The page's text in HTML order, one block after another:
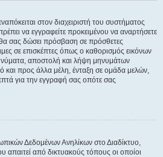
στον διαχειριστή του συστήματος
να εγγραφείτε προκειμένου να αναρτήσετε
σας δώσει πρόσβαση σε πρόσθετες
σε επισκέπτες όπως ο καθορισμός εικόνων
αποστολή και λήψη μηνυμάτων
και προς άλλα μέλη, ένταξη σε ομάδα μελών,
για την εγγραφή σας οπότε σας
Δεδομένων Ανηλίκων στο Διαδίκτυο,
απαιτεί από δικτυακούς τόπους οι οποίοι